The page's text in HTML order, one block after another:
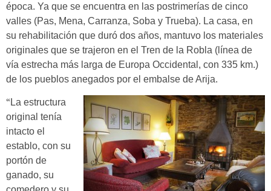
época. Ya que se encuentra en las postrimerías de cinco
valles (Pas, Mena, Carranza, Soba y Trueba). La casa, en
su rehabilitación que duró dos años, mantuvo los materiales
originales que se trajeron en el Tren de la Robla (línea de
vía estrecha más larga de Europa Occidental, con 335 km.)
de los pueblos anegados por el embalse de Arija.
“ La estructura
original tenía
intacto el
establo, con su
portón de
ganado, su